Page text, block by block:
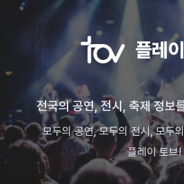
플레
전국의 공연, 전시, 축제 정보
모두의 공연, 모두의 전시, 모두
플레이 토브!